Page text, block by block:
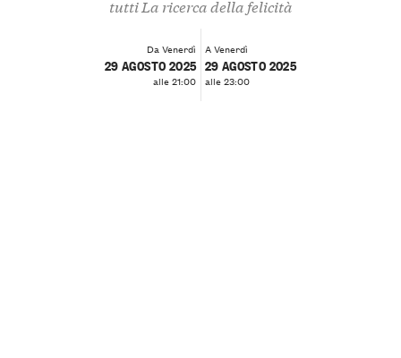
tutti La ricerca della felicità
Da Venerdì
29 AGOSTO 2025
alle 21:00
A Venerdì
29 AGOSTO 2025
alle 23:00